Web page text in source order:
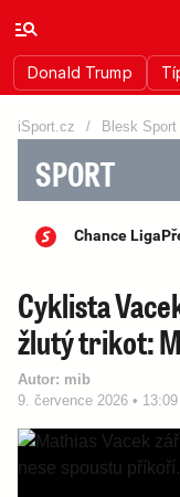
Donald Trump
SPORT
Chance Liga
iSport.cz / Blesk Sport
9. července 2026 • 13:09
Cyklista
žlutý trikot:
Autor: mib